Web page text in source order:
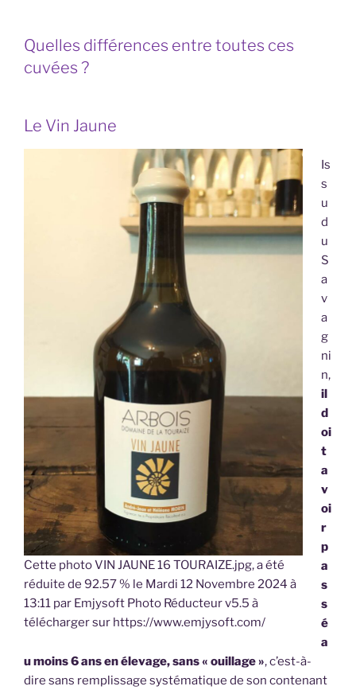
Quelles différences entre toutes ces
cuvées ?
Le Vin Jaune
Cette photo VIN JAUNE 16 TOURAIZE.jpg, a été
réduite de 92.57 % le Mardi 12 Novembre 2024 à
13:11 par Emjysoft Photo Réducteur v5.5 à
télécharger sur https://www.emjysoft.com/
Is
s
u
d
u
S
a
v
a
g
ni
n,
il
d
oi
t
a
v
oi
r
p
a
s
s
é
a
u moins 6 ans en élevage, sans « ouillage », c’est-à-
dire sans remplissage systématique de son contenant